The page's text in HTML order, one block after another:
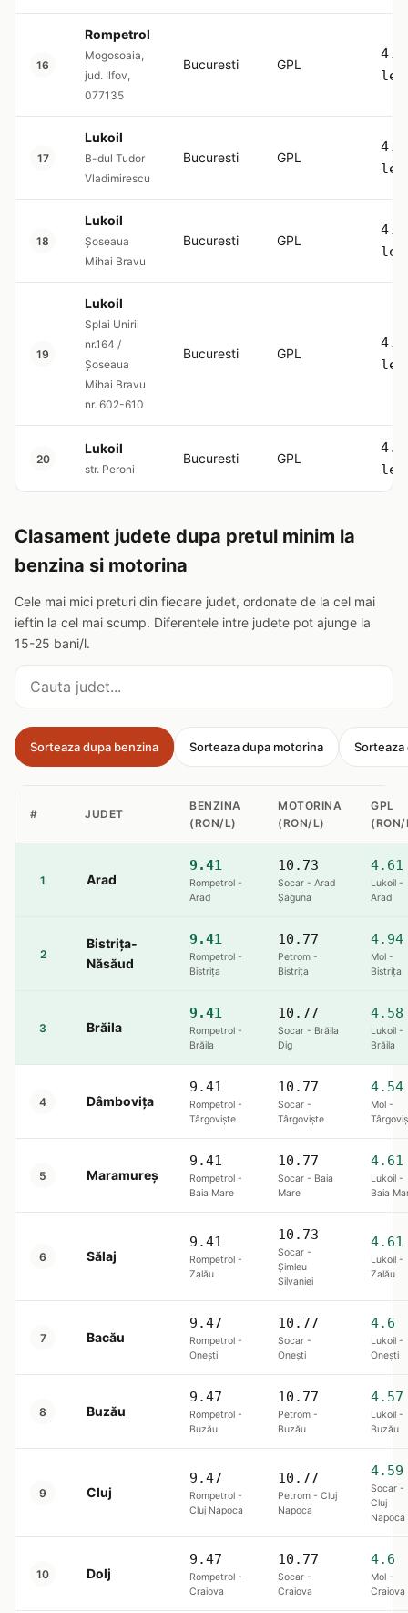
16
Rompetrol
Mogosoaia,
jud. Ilfov,
077135
Bucuresti GPL
17
Lukoil
B-dul Tudor
Vladimirescu
Bucuresti GPL
18
Lukoil
Șoseaua
Mihai Bravu
Bucuresti GPL
19
Lukoil
Splai Unirii
nr.164 /
Șoseaua
Mihai Bravu
nr. 602-610
Bucuresti GPL
20
Lukoil
str. Peroni
Bucuresti GPL
Clasament judete dupa pretul minim la
benzina si motorina
Cele mai mici preturi din fiecare judet, ordonate de la cel mai
ieftin la cel mai scump. Diferentele intre judete pot ajunge la
15-25 bani/l.
Cauta judet
Sorteaza dupa benzina Sorteaza dupa motorina Sorteaza
# JUDET
BENZINA
(RON/L)
MOTORINA
(RON/L)
GPL
1 Arad
9.41
Rompetrol -
Arad
10.73
Socar - Arad
Șaguna
4.61
Lukoil -
Arad
2
Bistrița-
Năsăud
9.41
Rompetrol -
Bistriţa
10.77
Petrom -
Bistriţa
4.94
Mol -
Bistriţa
3 Brăila
9.41
Rompetrol -
Brăila
10.77
Socar - Brăila
Dig
4.58
Lukoil -
Brăila
4 Dâmbovița
9.41
Rompetrol -
Târgoviște
10.77
Socar -
Târgoviște
4.54
Mol -
5 Maramureș
9.41
Rompetrol -
Baia Mare
10.77
Socar - Baia
Mare
4.61
Lukoil -
Baia
6 Sălaj
9.41
Rompetrol -
Zalău
10.73
Socar -
Șimleu
Silvaniei
4.61
Lukoil -
Zalău
7 Bacău
9.47
Rompetrol -
Onești
10.77
Socar -
Onești
4.6
Lukoil -
Onești
8 Buzău
9.47
Rompetrol -
Buzău
10.77
Petrom -
Buzău
4.57
Lukoil -
Buzău
9 Cluj
9.47
Rompetrol -
Cluj Napoca
10.77
Petrom - Cluj
Napoca
4.59
Socar -
Cluj
Napoca
10 Dolj
9.47
Rompetrol -
Craiova
10.77
Socar -
Craiova
4.6
Mol -
Craiova